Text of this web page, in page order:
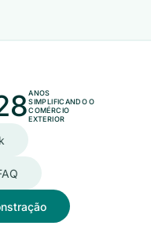
ANOS
SIMPLIFICANDO O
COMÉRCIO
EXTERIOR